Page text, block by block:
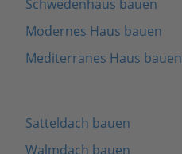
Schwedenhaus bauen
Modernes Haus bauen
Mediterranes Haus bauen
Satteldach bauen
Walmdach bauen